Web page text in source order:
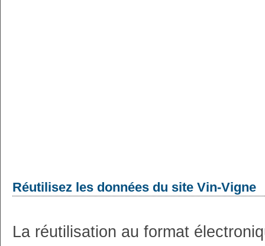
Réutilisez les données du site Vin-Vigne
La réutilisation au format